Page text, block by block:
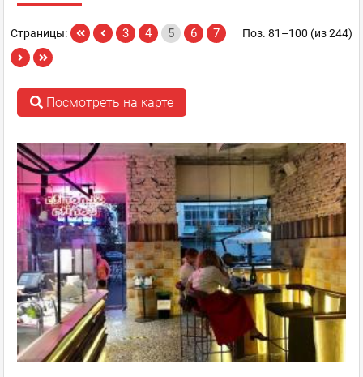
Поз. 81–100 (из 244)
Страницы: 3 4 5 6 7
Посмотреть на карте